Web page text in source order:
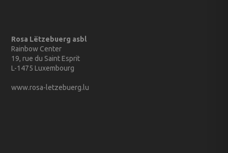
Rosa Lëtzebuerg asbl
Rainbow Center
19, rue du Saint Esprit
L-1475 Luxembourg
www.rosa-letzebuerg.lu